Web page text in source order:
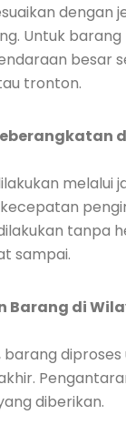
dengan
Untuk barang
besar
tronton.
melalui
tanpa
sampai.
Barang di
barang diproses
diberikan.